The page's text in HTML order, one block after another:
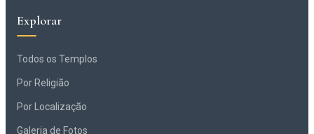
Explorar
Todos os Templos
Por Religião
Por Localização
Galeria de Fotos